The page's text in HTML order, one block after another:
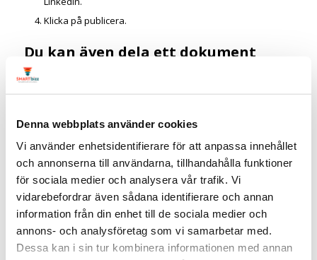
Denna webbplats använder cookies
Vi använder enhetsidentifierare för att anpassa innehållet
och annonserna till användarna, tillhandahålla funktioner
för sociala medier och analysera vår trafik. Vi
vidarebefordrar även sådana identifierare och annan
information från din enhet till de sociala medier och
annons- och analysföretag som vi samarbetar med.
Dessa kan i sin tur kombinera informationen med annan
Klicka på publicera.
Du kan även dela ett dokument
direkt i en grupp eller på
företagssidan.
på LinkedIn och på företagssidor, dock enbart via datorn. Inom
mobilappen.
Redigera eller ta bort ett inlägg
med ett dokument på LinkedIn:
Tänk på att du endast kan redigera en beskrivning av ditt
dokument och inte ändra eller redigera dokument i inlägget.
Om du vill redigera dokumentet får du ta bort inlägget helt och